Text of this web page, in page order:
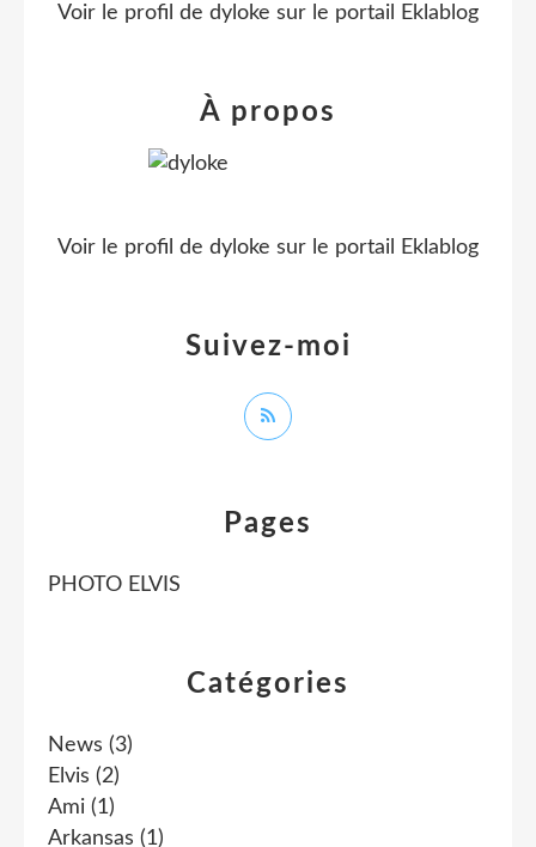
Catégories
News (3)
Elvis (2)
Ami (1)
Arkansas (1)
Pages
PHOTO ELVIS
Voir le profil de dyloke sur le portail Eklablog
Suivez-moi
À propos
Voir le profil de dyloke sur le portail Eklablog